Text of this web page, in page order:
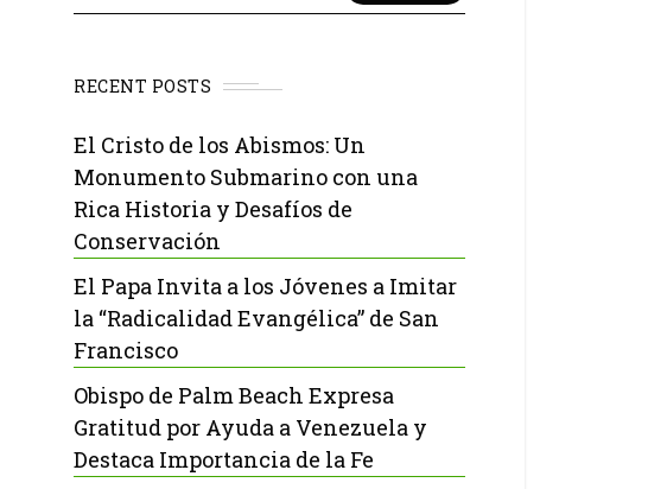
RECENT POSTS
El Cristo de los Abismos: Un
Monumento Submarino con una
Rica Historia y Desafíos de
Conservación
El Papa Invita a los Jóvenes a Imitar
la “Radicalidad Evangélica” de San
Francisco
Obispo de Palm Beach Expresa
Gratitud por Ayuda a Venezuela y
Destaca Importancia de la Fe